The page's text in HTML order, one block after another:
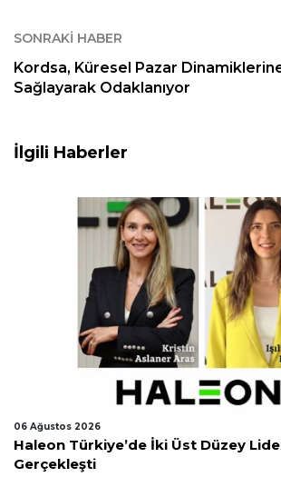
SONRAKI HABER
Kordsa, Küresel Pazar
Sağlayarak Odaklanıyor
İlgili Haberler
06 Ağustos 2026
Haleon Türkiye’de İki Üst Düzey
Gerçekleşti